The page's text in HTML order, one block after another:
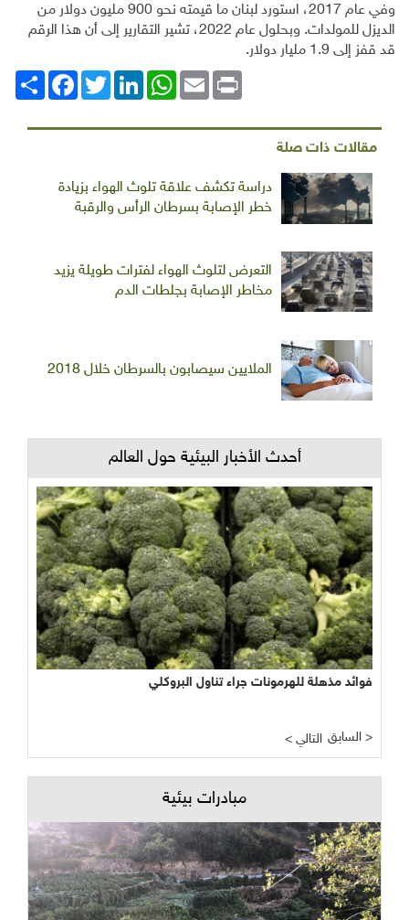
وفي عام 2017، استورد لبنان ما قيمته نحو 900 مليون دولار من
الديزل للمولدات. وبحلول عام 2022، تشير التقارير إلى أن هذا الرقم
قد قفز إلى 1.9 مليار دولار.
انشر
FacebookTwitterLinkedIn
WhatsAppEmail Print
مقالات ذات صلة
دراسة تكشف علاقة تلوث الهواء بزيادة
خطر الإصابة بسرطان الرأس والرقبة
التعرض لتلوث الهواء لفترات طويلة يزيد
مخاطر الإصابة بجلطات الدم
الملايين سيصابون بالسرطان خلال 2018
أحدث الأخبار البيئية حول العالم
فوائد مذهلة للهرمونات جراء تناول البروكلي
< التالي السابق >
مبادرات بيئية